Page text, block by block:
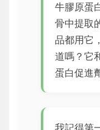
牛膠原蛋
骨中提取
品都用它
道嗎？它
蛋白促進
我記得第